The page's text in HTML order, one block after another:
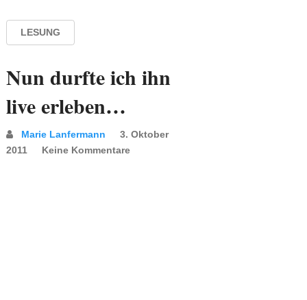
LESUNG
Nun durfte ich ihn
live erleben…
Marie Lanfermann
3. Oktober
2011
Keine Kommentare